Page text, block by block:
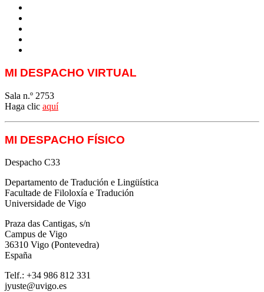
MI DESPACHO VIRTUAL
Sala n.º 2753
Haga clic aquí
MI DESPACHO FÍSICO
Despacho C33
Departamento de Tradución e Lingüística
Facultade de Filoloxía e Tradución
Universidade de Vigo
Praza das Cantigas, s/n
Campus de Vigo
36310 Vigo (Pontevedra)
España
Telf.: +34 986 812 331
jyuste@uvigo.es